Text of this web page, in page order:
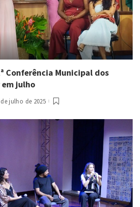
Conferência Municipal dos
julho
julho de 2025